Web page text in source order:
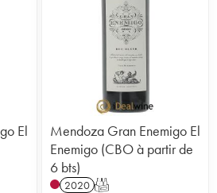
El
Mendoza Gran Enemigo El
Enemigo (CBO à partir de
6 bts)
2020 T